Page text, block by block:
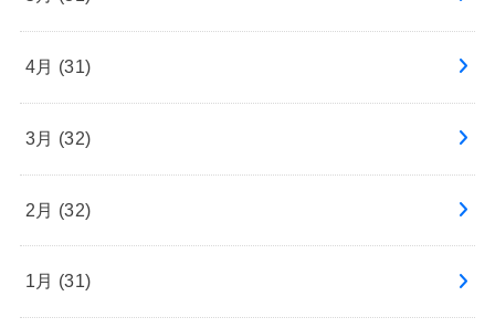
4月 (31)
3月 (32)
2月 (32)
1月 (31)